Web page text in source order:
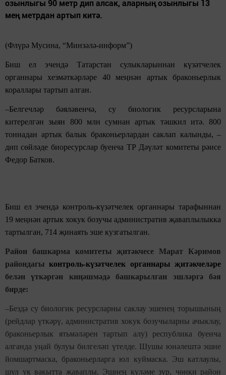
озынлыгы 90 метр дип алсак, аларның озынлыгы 13
мең метрдан артып китә.
(Флүрә Мусина, “Минзәлә-информ”)
Биш ел эчендә Татарстан сулыкларыннан күзәтчелек
органнары хезмәткәрләре 40 меңнән артык браконьерлык
кораллары тартып алган.
–Белгечләр бәяләвенчә, су биологик ресурсларына
китерелгән зыян 800 млн сумнан артык тәшкил итә. 800
тоннадан артык балык браконьерлардан саклап калынды, –
дип сөйләде биоресурслар буенча ТР Дәүләт комитеты рәисе
Федор Батков.
Биш ел эчендә контроль-күзәтчелек органнары тарафыннан
19 меңнән артык хокук бозучы административ җаваплылыкка
тартылган, 714 җинаять эше кузгатылган.
Район башкарма комитеты җитәкчесе Марат Кәримов
райондагы контроль-күзәтчелек органнары җитәкчеләре
белән үткәргән киңәшмәдә башкарылган эшләргә бәя
бирде:
–Бездә су биологик ресурсларны саклау эшенең торышының
(рейдлар үткәрү, административ хокук бозучыларны ачыклау,
браконьерлык ятьмәләрен тартып алу) республика буенча
алганда уңай булуы билгеләп үтелде. Шушы юнәлештә эшне
йомшартмаска, браконьерларга юл куймаска. Эш катлаулы,
шул ук вакытта җаваплы. Эшнең күләме зур, чөнки район